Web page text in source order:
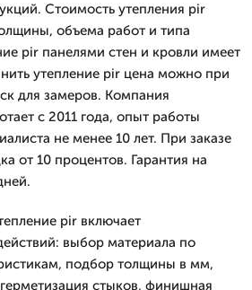
Стоимость утепления pir
объема работ и типа
pir панелями стен и кровли имеет
утепление pir цена можно при
для замеров. Компания
с 2011 года, опыт работы
не менее 10 лет. При заказе
от 10 процентов. Гарантия на
pir включает
выбор материала по
подбор толщины в мм,
стыков, финишная